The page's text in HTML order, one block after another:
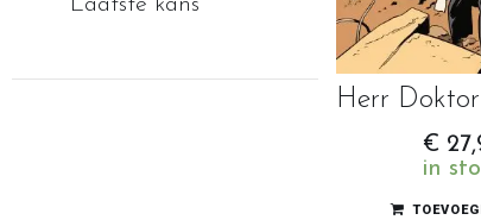
Laatste kans
€
in